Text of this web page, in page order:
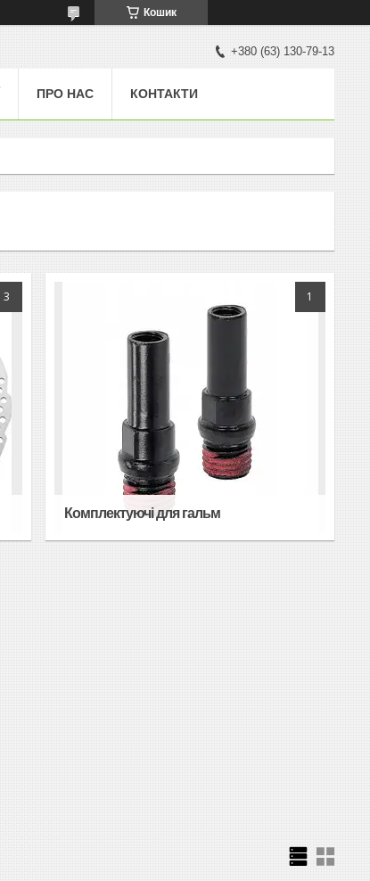
Кошик
+380 (63) 130-79-13
ПРО НАС КОНТАКТИ
3 1
Комплектуючі для гальм